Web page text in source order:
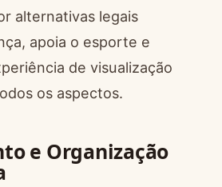
alternativas legais
apoia o esporte e
de visualização
os aspectos.
e Organização